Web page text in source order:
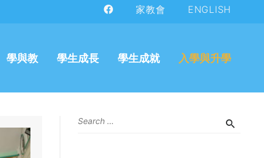
家教會 ENGLISH
學與教 學生成長 學生成就 入學與升學